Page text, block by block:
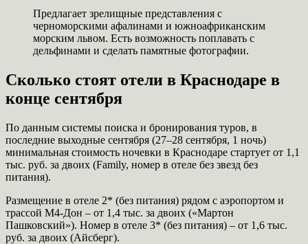
Предлагает зрелищные представления с
черноморскими афалинами и южноафриканским
морским львом. Есть возможность поплавать с
дельфинами и сделать памятные фотографии.
Сколько стоят отели в Краснодаре в
конце сентября
По данным системы поиска и бронирования туров, в
последние выходные сентября (27–28 сентября, 1 ночь)
минимальная стоимость ночевки в Краснодаре стартует от 1,1
тыс. руб. за двоих (Family, номер в отеле без звезд без
питания).
Размещение в отеле 2* (без питания) рядом с аэропортом и
трассой М4-Дон – от 1,4 тыс. за двоих («Мартон
Пашковский»). Номер в отеле 3* (без питания) – от 1,6 тыс.
руб. за двоих (Айсберг).